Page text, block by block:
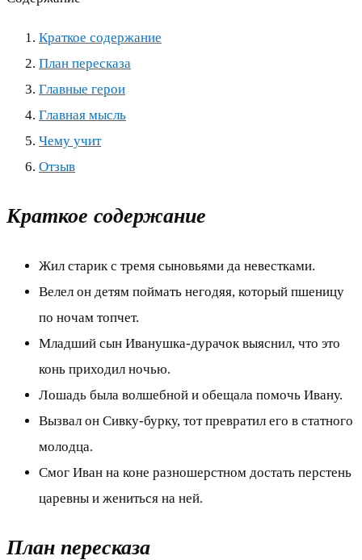
Краткое содержание
План пересказа
Главные герои
Главная мысль
Чему учит
Отзыв
Краткое содержание
Жил старик с тремя сыновьями да невестками.
Велел он детям поймать негодяя, который пшеницу
по ночам топчет.
Младший сын Иванушка-дурачок выяснил, что это
конь приходил ночью.
Лошадь была волшебной и обещала помочь Ивану.
Вызвал он Сивку-бурку, тот превратил его в статного
молодца.
Смог Иван на коне разношерстном достать перстень
царевны и жениться на ней.
План пересказа